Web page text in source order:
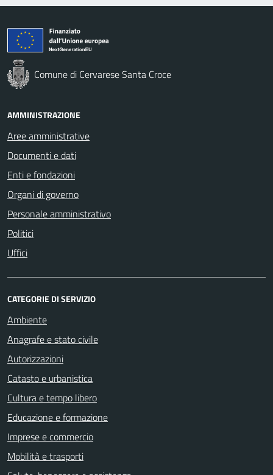
Comune di Cervarese Santa Croce
AMMINISTRAZIONE
Aree amministrative
Documenti e dati
Enti e fondazioni
Organi di governo
Personale amministrativo
Politici
Uffici
CATEGORIE DI SERVIZIO
Ambiente
Anagrafe e stato civile
Autorizzazioni
Catasto e urbanistica
Cultura e tempo libero
Educazione e formazione
Imprese e commercio
Mobilità e trasporti